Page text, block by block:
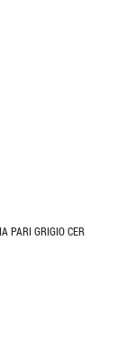
PARI GRIGIO CER